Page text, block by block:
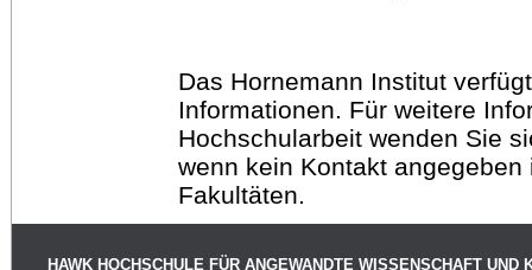
Das Hornemann Institut
Informationen. Für weitere
Hochschularbeit wenden Sie
wenn kein Kontakt
Fakultäten.
HAWK HOCHSCHULE FÜR ANGEWANDTE WISSENSCHAFT UND